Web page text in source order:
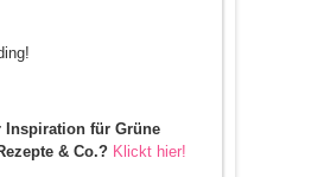
Inspiration für Grüne
& Co.? Klickt hier!